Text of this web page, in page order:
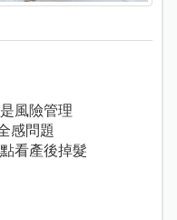
風險管理
感問題
看產後掉髮